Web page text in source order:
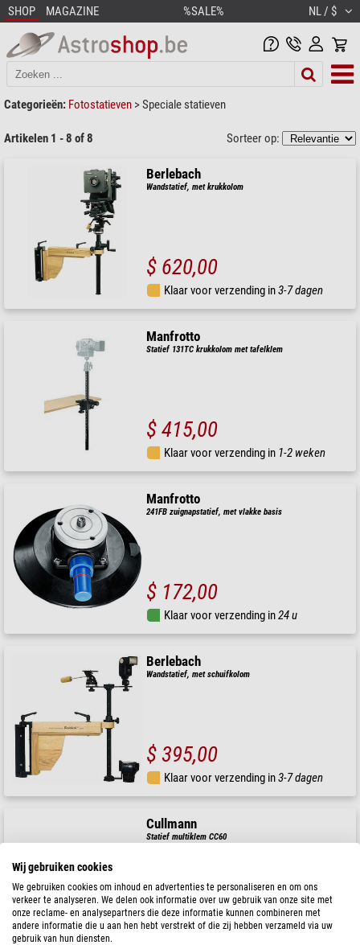
SHOP MAGAZINE %SALE% NL / $
Categorieën: Fotostatieven >Speciale statieven
Artikelen 1 - 8 of 8 Sorteer op:
Berlebach
Wandstatief, met krukkolom
$ 620,00
Klaar voor verzending in3-7 dagen
Manfrotto
Statief 131TC krukkolom met tafelklem
$ 415,00
Klaar voor verzending in 1-2 weken
Manfrotto
241FB zuignapstatief, met vlakke basis
$ 172,00
Klaar voor verzending in24 u
Berlebach
Wandstatief, met schuifkolom
$ 395,00
Klaar voor verzending in3-7 dagen
Cullmann
Statief multiklem CC60
$ 36,90
Wij gebruiken cookies
We gebruiken cookies om inhoud en advertenties te personaliseren en om ons
verkeer te analyseren. We delen ook informatie over uw gebruik van onze site met
onze reclame- en analysepartners die deze informatie kunnen combineren met
andere informatie die u aan hen hebt verstrekt of die zij hebben verzameld via uw
gebruik van hun diensten.